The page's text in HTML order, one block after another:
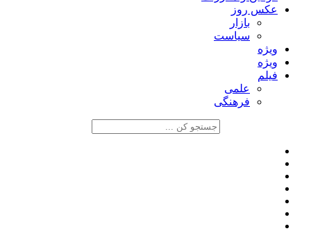
عکس روز
بازار
سیاست
ویژه
ویژه
فیلم
علمی
فرهنگی